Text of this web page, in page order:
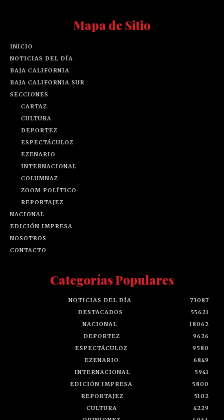
Mapa de Sitio
INICIO
NOTICIAS DEL DÍA
BAJA CALIFORNIA
BAJA CALIFORNIA SUR
SECCIONES
CARTAZ
CULTURA
DEPORTEZ
ESPECTÁCULOZ
EZENARIO
INTERNACIONAL
COLUMNAZ
ZOOM POLÍTICO
REPORTAJEZ
NACIONAL
EDICIÓN IMPRESA
NOSOTROS
CONTACTO
Categorías Populares
NOTICIAS DEL DÍA
73087
DESTACADOS
55621
NACIONAL
18062
DEPORTEZ
9626
ESPECTÁCULOZ
9580
EZENARIO
6849
INTERNACIONAL
5941
EDICIÓN IMPRESA
5800
REPORTAJEZ
5102
CULTURA
4229